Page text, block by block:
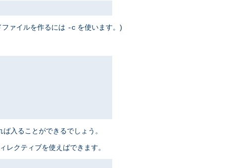
ァイルを作るには -c を使います。)
入ることができるでしょう。
クティブを使えばできます。